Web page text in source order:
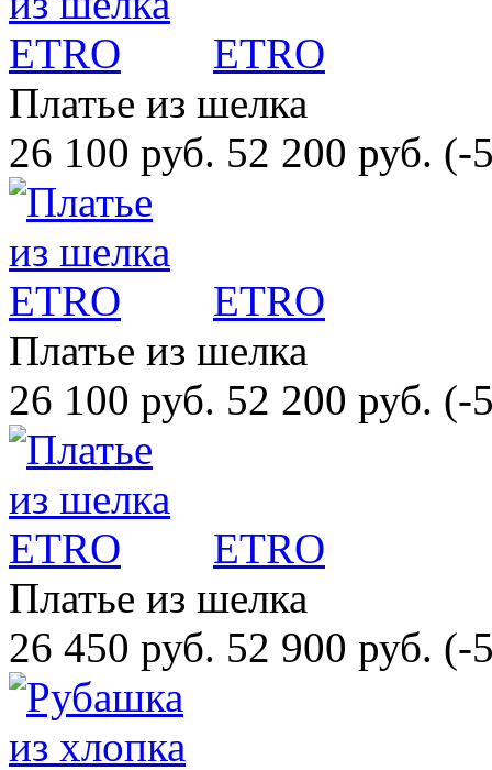
ETRO
Платье из шелка
26 100 руб. 52 200 руб. (-
ETRO
Платье из шелка
26 100 руб. 52 200 руб. (-
ETRO
Платье из шелка
26 450 руб. 52 900 руб. (-